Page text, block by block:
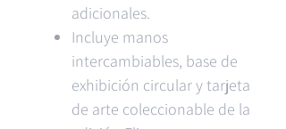
adicionales.
Incluye manos
intercambiables, base de
exhibición circular y tarjeta
de arte coleccionable de la